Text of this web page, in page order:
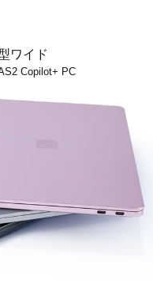
セッサー搭載モデ
サー搭載モデル)
ワイド
Copilot+ PC